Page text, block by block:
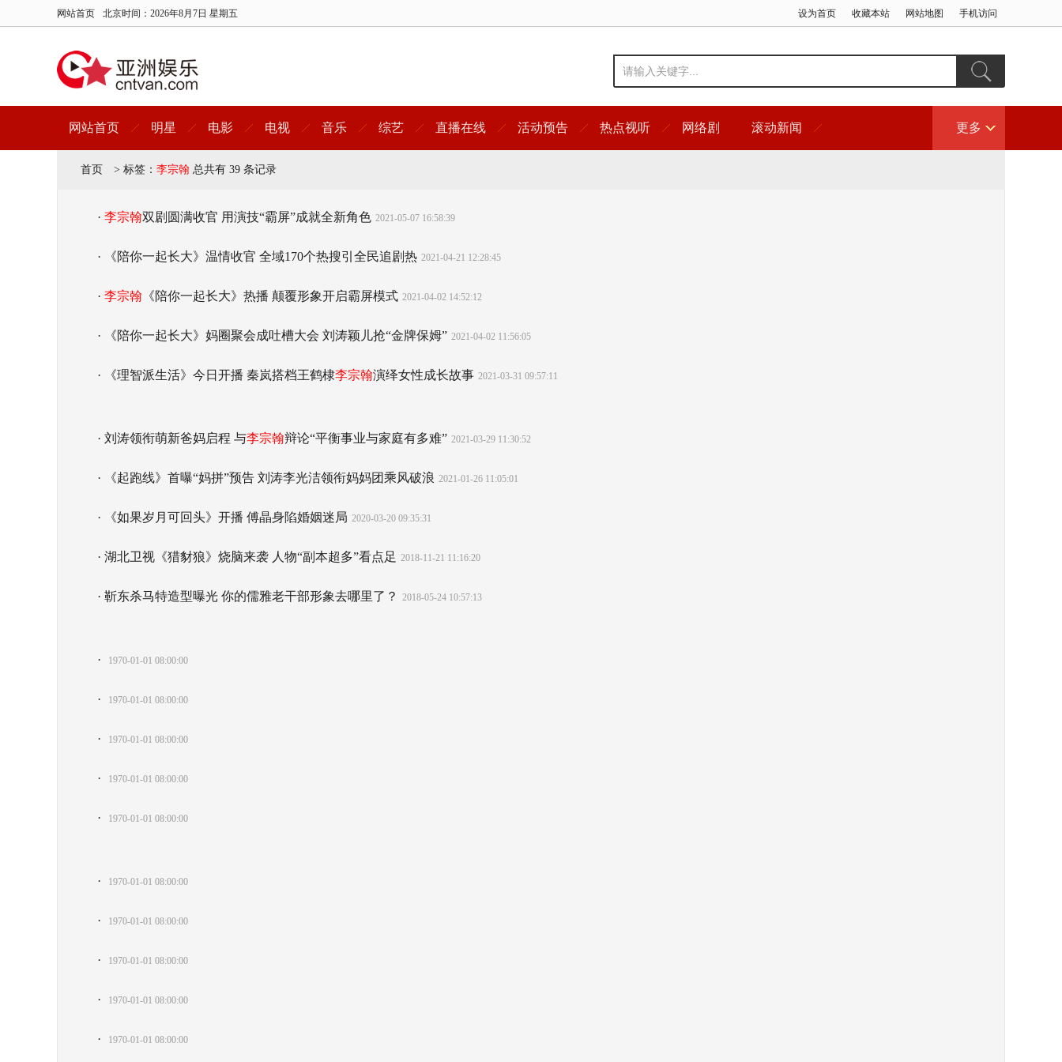
网站首页 北京时间： 2026年8月7日 星期五 设为首页 收藏本站 网站地图 手机访问
网站首页 明星 电影 电视 音乐 综艺 直播在线 活动预告 热点视听 网络剧 滚动新闻 更多
首页 > 标签： 李宗翰 总共有 39 条记录
· 李宗翰双剧圆满收官 用演技“霸屏”成就全新角色 2021-05-07 16:58:39
· 《陪你一起长大》温情收官 全域170个热搜引全民追剧热 2021-04-21 12:28:45
· 李宗翰 《陪你一起长大》热播 颠覆形象开启霸屏模式 2021-04-02 14:52:12
· 《陪你一起长大》妈圈聚会成吐槽大会 刘涛颖儿抢“金牌保姆” 2021-04-02 11:56:05
· 《理智派生活》今日开播 秦岚搭档王鹤棣李宗翰演绎女性成长故事 2021-03-31 09:57:11
· 刘涛领衔萌新爸妈启程 与李宗翰辩论“平衡事业与家庭有多难” 2021-03-29 11:30:52
· 《起跑线》首曝“妈拼”预告 刘涛李光洁领衔妈妈团乘风破浪 2021-01-26 11:05:01
· 《如果岁月可回头》开播 傅晶身陷婚姻迷局 2020-03-20 09:35:31
· 湖北卫视《猎豺狼》烧脑来袭 人物“副本超多”看点足 2018-11-21 11:16:20
· 靳东杀马特造型曝光 你的儒雅老干部形象去哪里了？ 2018-05-24 10:57:13
· 1970-01-01 08:00:00
· 1970-01-01 08:00:00
· 1970-01-01 08:00:00
· 1970-01-01 08:00:00
· 1970-01-01 08:00:00
· 1970-01-01 08:00:00
· 1970-01-01 08:00:00
· 1970-01-01 08:00:00
· 1970-01-01 08:00:00
· 1970-01-01 08:00:00